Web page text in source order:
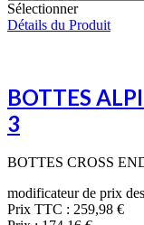
Sélectionner
Détails du Produit
BOTTES
3
BOTTES CROSS
modificateur de prix
Prix TTC : 259,98 €